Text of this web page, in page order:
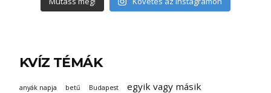
KVÍZ TÉMÁK
anyák napja betű Budapest egyik vagy másik